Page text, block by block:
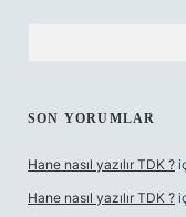
SON YORUMLAR
Hane nasıl yazılır TDK ?
Hane nasıl yazılır TDK ?